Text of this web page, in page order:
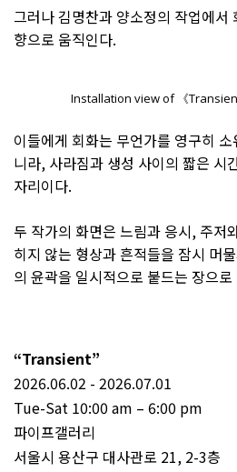
그러나 김명찬과 양소정의 작업에서
향으로 움직인다.
Installation view of 《
이들에게 회화는 무언가를 영구히
니라, 사라짐과 생성 사이의 짧은 시
자리이다.
두 작가의 화면은 느림과 응시, 주저
히지 않는 형상과 흔적들을 잠시 머
의 윤곽을 일시적으로 붙드는 장으로
“Transient”
2026.06.02 - 2026.07.01
Tue-Sat 10:00 am – 6:00 pm
파이프갤러리
서울시 용산구 대사관로 21, 2-3층